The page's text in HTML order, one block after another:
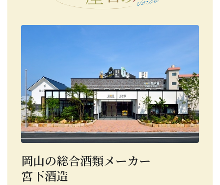
岡山の総合酒類メーカー
宮下酒造